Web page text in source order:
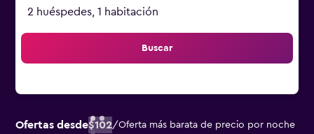
2 huéspedes, 1 habitación
Buscar
Ofertas desde$102/Oferta más barata de precio por noche